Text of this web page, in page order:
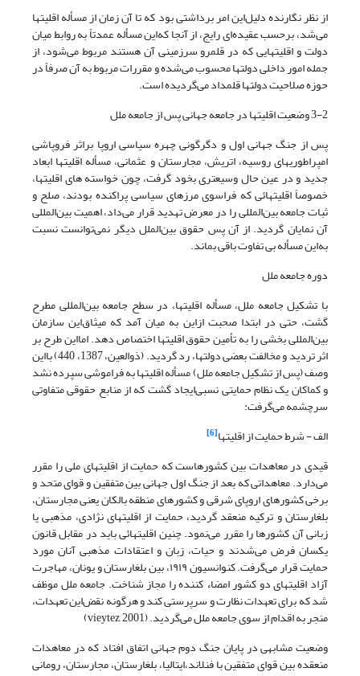
از نظر نگارنده دلیل‌این امر برداشتی بود که تا آن زمان از مسأله اقلیتها
می‌شد، برحسب عقیده‌ای رایج، از آنجا که‌این مسأله عمدتاً به روابط میان
دولت و اقلیتهایی که در قلمرو سرزمینی آن هستند مربوط می‌شود، از
جمله امور داخلی دولتها محسوب می‌شده و مقررات مربوط به آن صرفاً در
حوزه صلاحیت دولتها قلمداد می‌گردیده است.
3-2 وضعیت اقلیت­ها در جامعه جهانی پس از جامعه ملل
پس از جنگ جهانی اول و دگرگونی چهره سیاسی اروپا براثر فروپاشی
امپراطوریهای روسیه، اتریش، مجارستان و عثمانی، مسأله اقلیتها ابعاد
جدید و در عین حال وسیعتری بخود گرفت، چون خواسته های اقلیتها،
خصوصاً اقلیتهائی که فراسوی مرزهای سیاسی پراکنده بودند، صلح و
ثبات جامعه بین‌المللی را در معرض تهدید قرار می‌داد، اهمیت بین‌المللی
آن نمایان گردید. از آن پس حقوق بین‌الملل دیگر نمی‌توانست نسبت
به‌این مسأله بی تفاوت باقی بماند.
دوره جامعه ملل
با تشکیل جامعه ملل، مسأله اقلیتها، در سطح جامعه بین‌المللی مطرح
گشت، حتی در ابتدا صحبت از‌این به میان آمد که میثاق‌این سازمان
بین‌المللی بخشی را به تأمین حقوق اقلیتها اختصاص دهد. اما‌این طرح بر
اثر تردید و مخالفت بعضی دولتها، رد گردید. (ذوالعین، 1387، 440) با‌این
وصف (پس از تشکیل جامعه ملل) مسأله اقلیتها به فراموشی سپرده نشد
و کماکان یک نظام حمایتی نسبی‌ایجاد گشت که از منابع حقوقی متفاوتی
سرچشمه می‌گرفت:
الف - شرط حمایت از اقلیتها[6]
قیدی در معاهدات بین کشورهاست که حمایت از اقلیتهای ملی را مقرر
می‌دارد. معاهداتی که بعد از جنگ اول جهانی بین متفقین و قوای متحد و
برخی کشورهای اروپای شرقی و کشورهای منطقه بالکان یعنی مجارستان،
بلغارستان و ترکیه منعقد گردید، حمایت از اقلیتهای نژادی، مذهبی یا
زبانی آن کشورها را مقرر می‌نمود. چنین اقلیتهائی باید در مقابل قانون
یکسان فرض می‌شدند و حیات، زبان و اعتقادات مذهبی آنان مورد
حمایت قرار می‌گرفت. کنوانسیون ۱۹۱۹، بین بلغارستان و یونان، مهاجرت
آزاد اقلیتهای دو کشور امضاء کننده را مجاز شناخت. جامعه ملل موظف
شد که برای تعهدات نظارت و سرپرستی کند و هرگونه نقض‌این تعهدات،
منجر به اقدام از سوی جامعه ملل می‌گردید. (vieytez, 2001)
وضعیت مشابهی در پایان جنگ دوم جهانی اتفاق افتاد که در معاهدات
منعقده بین قوای متفقین با فنلاند،‌ایتالیا، بلغارستان، مجارستان، رومانی